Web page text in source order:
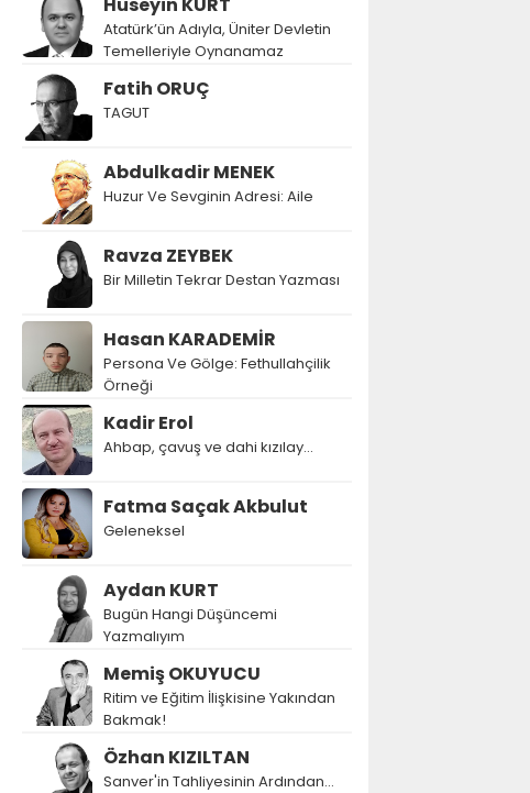
Atatürk’ün Adıyla, Üniter Devletin
Temelleriyle Oynanamaz
Fatih ORUÇ
TAGUT
Abdulkadir MENEK
Huzur Ve Sevginin Adresi: Aile
Ravza ZEYBEK
Bir Milletin Tekrar Destan Yazması
Hasan KARADEMİR
Persona Ve Gölge: Fethullahçilik
Örneği
Kadir Erol
Ahbap, çavuş ve dahi kızılay...
Fatma Saçak Akbulut
Geleneksel
Aydan KURT
Bugün Hangi Düşüncemi
Yazmalıyım
Memiş OKUYUCU
Ritim ve Eğitim İlişkisine Yakından
Bakmak!
Özhan KIZILTAN
Sanver'in Tahliyesinin Ardından…